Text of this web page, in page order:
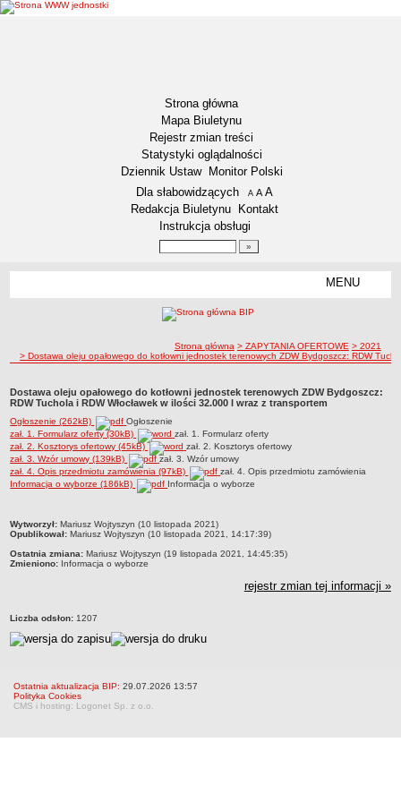
Strona główna
Mapa Biuletynu
Rejestr zmian treści
Statystyki oglądalności
Dziennik Ustaw
Monitor Polski
Menu dodatkowe
Dla słabowidzących A pomniejsz czcionkę
A standardowy rozmiar czcionki
A
Redakcja Biuletynu
Kontakt
Instrukcja obsługi
MENU
RAPORT O STANIE DOSTĘPNOŚCI
Lokalizacja
Przedmiot działalności
Statut
Nadzór nad ZDW
Regulamin Organizacyjny
Struktura organizacyjna
Inspektor Ochrony Danych
Zgłoszenia zewnętrzne
PRACA W ZDW
Wyniki naborów
Uzgodnienie lokalizacji urządzeń infrastruktury technicznej
ścieżka nawigacji
Strona główna > ZAPYTANIA OFERTOWE > 2021
> Dostawa oleju opałowego do kotłowni jednostek terenowych ZDW Bydgoszcz: RDW
Dostawa oleju opałowego do kotłowni jednostek terenowych ZDW Bydgoszcz:
RDW Tuchola i RDW Włocławek w ilości 32.000 l wraz z transportem
Ogłoszenie (262kB)
Ogłoszenie
zał. 1. Formularz oferty (30kB)
zał. 1. Formularz oferty
zał. 2. Kosztorys ofertowy (45kB)
zał. 2. Kosztorys ofertowy
zał. 3. Wzór umowy (139kB)
zał. 3. Wzór umowy
zał. 4. Opis przedmiotu zamówienia (97kB)
zał. 4. Opis przedmiotu zamówienia
Informacja o wyborze (186kB)
Informacja o wyborze
metryczka
Wytworzył: Mariusz Wojtyszyn (10 listopada 2021)
Opublikował: Mariusz Wojtyszyn (10 listopada 2021, 14:17:39)
Ostatnia zmiana: Mariusz Wojtyszyn (19 listopada 2021, 14:45:35)
Zmieniono: Informacja o wyborze
rejestr zmian tej informacji »
Liczba odsłon: 1207
Ostatnia aktualizacja BIP: 29.07.2026 13:57
Polityka Cookies
CMS i hosting: Logonet Sp. z o.o.